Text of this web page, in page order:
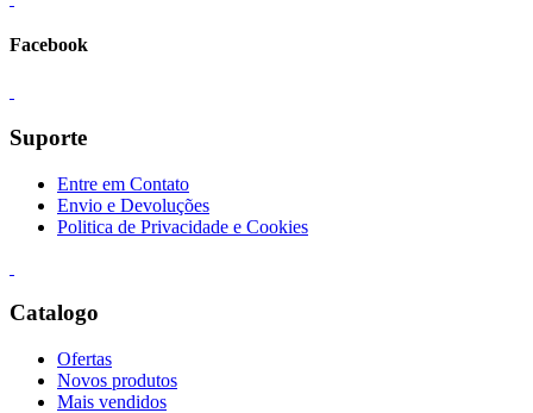
Facebook
Suporte
Entre em Contato
Envio e Devoluções
Politica de Privacidade e Cookies
Catalogo
Ofertas
Novos produtos
Mais vendidos